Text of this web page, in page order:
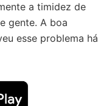
a timidez de
gente. A boa
esse problema há